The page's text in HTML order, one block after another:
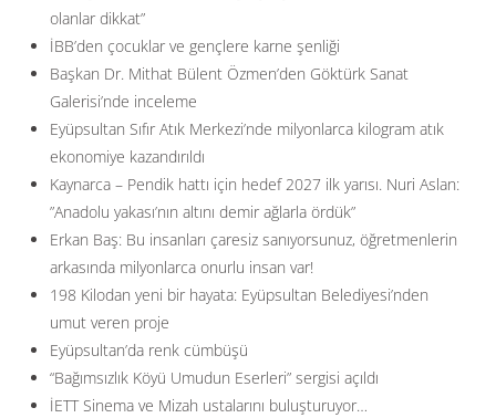
olanlar dikkat”
İBB’den çocuklar ve gençlere karne şenliği
Başkan Dr. Mithat Bülent Özmen’den Göktürk Sanat
Galerisi’nde inceleme
Eyüpsultan Sıfır Atık Merkezi’nde milyonlarca kilogram atık
ekonomiye kazandırıldı
Kaynarca – Pendik hattı için hedef 2027 ilk yarısı. Nuri Aslan:
”Anadolu yakası’nın altını demir ağlarla ördük”
Erkan Baş: Bu insanları çaresiz sanıyorsunuz, öğretmenlerin
arkasında milyonlarca onurlu insan var!
198 Kilodan yeni bir hayata: Eyüpsultan Belediyesi’nden
umut veren proje
Eyüpsultan’da renk cümbüşü
“Bağımsızlık Köyü Umudun Eserleri” sergisi açıldı
İETT Sinema ve Mizah ustalarını buluşturuyor…